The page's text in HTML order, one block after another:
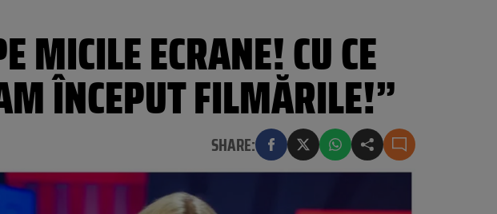
MICILE ECRANE! CU CE
ÎNCEPUT FILMĂRILE!”
SHARE: